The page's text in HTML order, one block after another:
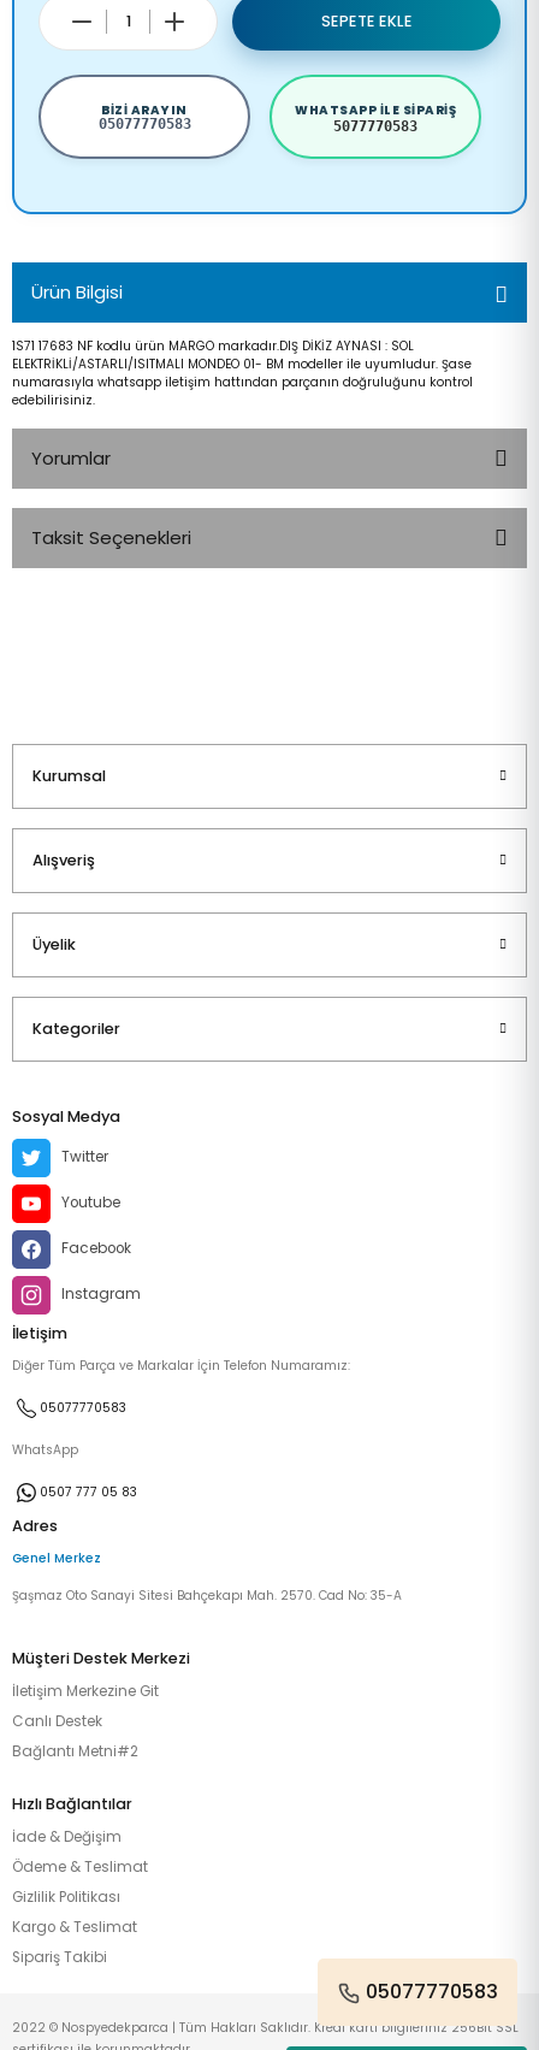
SEPETE EKLE
BIZI ARAYIN
05077770583
WHATSAPP ILE SIPARIŞ
5077770583
Ürün Bilgisi
1S71 17683 NF kodlu ürün MARGO markadır.DIŞ DİKİZ AYNASI : SOL
ELEKTRİKLİ/ASTARLI/ISITMALI MONDEO 01- BM modeller ile uyumludur. Şase
numarasıyla whatsapp iletişim hattından parçanın doğruluğunu kontrol
edebilirisiniz.
Yorumlar
Taksit Seçenekleri
Kurumsal
Alışveriş
Üyelik
Kategoriler
Sosyal Medya
Twitter
Youtube
Facebook
Instagram
İletişim
Diğer Tüm Parça ve Markalar İçin Telefon Numaramız:
05077770583
WhatsApp
0507 777 05 83
Adres
Genel Merkez
Şaşmaz Oto Sanayi Sitesi Bahçekapı Mah. 2570. Cad No: 35-A
Müşteri Destek Merkezi
İletişim Merkezine Git
Canlı Destek
Bağlantı Metni#2
Hızlı Bağlantılar
İade & Değişim
Ödeme & Teslimat
Gizlilik Politikası
Kargo & Teslimat
Sipariş Takibi
05077770583
2022 © Nospyedekparca | Tüm Hakları Saklıdır. Kredi kartı bilgileriniz 256Bit SSL